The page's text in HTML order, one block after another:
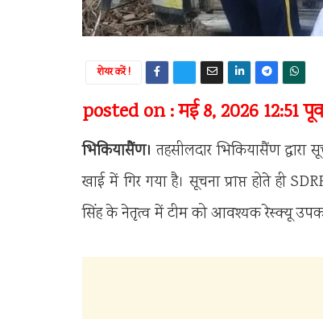
शेयर करें !
posted on : मई 8, 2026 12:51
भिकियासैंण। तहसीलदार भिकियासैंण द्वारा
खाई में गिर गया है। सूचना प्राप्त होते ही
सिंह के नेतृत्व में टीम को आवश्यक रेस्क्यू